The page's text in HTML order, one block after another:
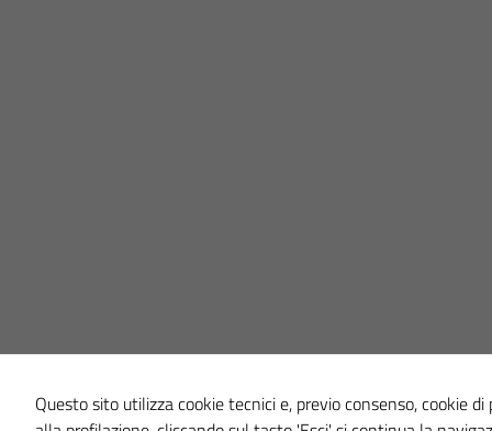
Questo sito utilizza cookie tecnici e, previo consenso, cookie